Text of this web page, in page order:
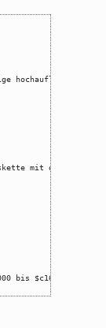
mit dem
bis $c16c.